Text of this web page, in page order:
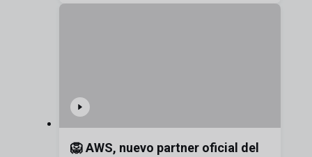
🦁 AWS, nuevo partner oficial del